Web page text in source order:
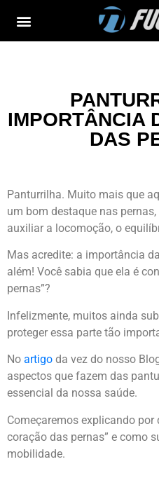
IMPORTÂNCIA
DAS
Panturrilha. Muito mais que
um bom destaque nas
auxiliar a locomoção, o
Mas acredite: a importância
além! Você sabia que ela é
pernas”?
Infelizmente, muitos ainda
proteger essa parte tão
No artigo da vez do nosso
aspectos que fazem das
essencial da nossa saúde.
Começaremos explicando por
coração das pernas” e como
mobilidade.